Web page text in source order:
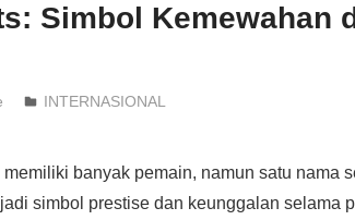
Simbol Kemewahan
INTERNASIONAL
memiliki banyak pemain, namun satu nama
simbol prestise dan keunggalan selama